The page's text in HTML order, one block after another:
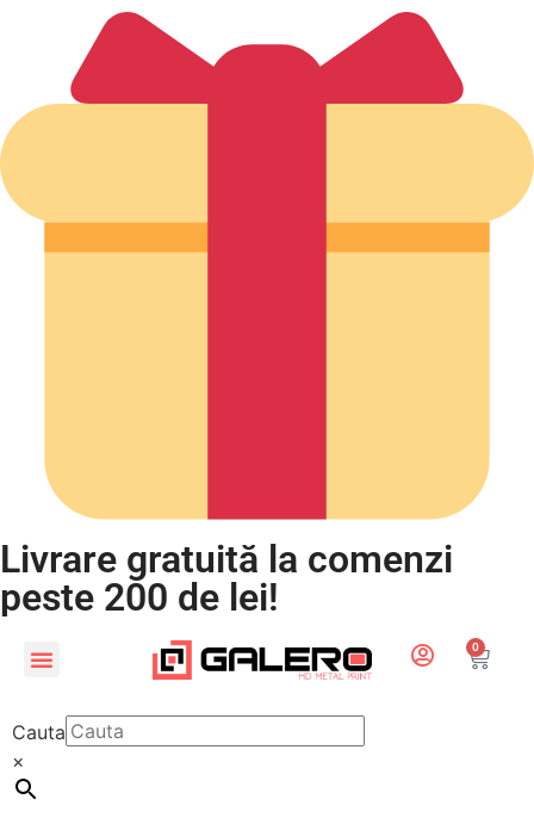
Livrare gratuită la comenzi
peste 200 de lei!
0
Cauta
×